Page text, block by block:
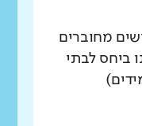
מחוברים
ביחס לבתי